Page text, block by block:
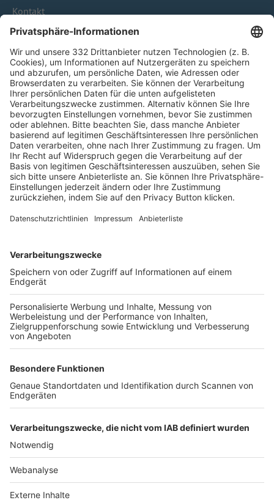
Kontakt
HÄUFIG BESUCHTE SEITEN
Pässe und Vereinswechsel
Trainerausbildung
Schulungsangebot Vereinsmitarbeiter
BFV-Geschäftsstellen
Trainerbörse
Login SpielPlus
FOLGE DEM BFV
TOP-VEREINE
TOP-PARTNER
Nutzungsbedingungen Datenschutz Impressum